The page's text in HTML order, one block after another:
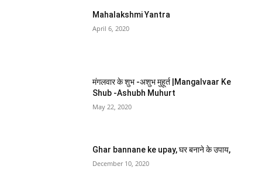
Mahalakshmi Yantra
April 6, 2020
मंगलवार के शुभ -अशुभ मुहूर्त |Mangalvaar Ke
Shub -Ashubh Muhurt
May 22, 2020
Ghar bannane ke upay, घर बनाने के उपाय,
December 10, 2020